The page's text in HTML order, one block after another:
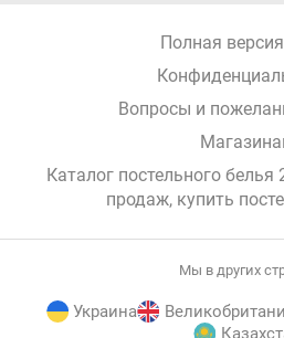
Полная
Вопросы и
Каталог постельного белья
продаж, купить
Мы в других
Украина